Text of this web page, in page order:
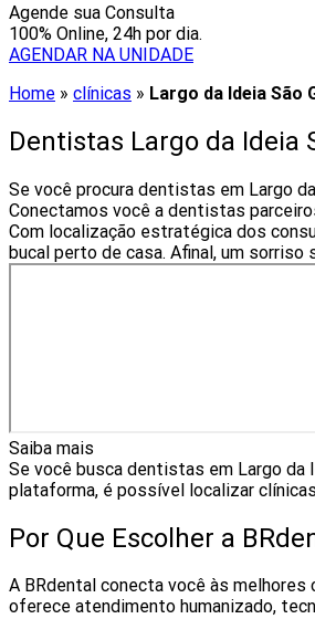
Agende sua Consulta
100% Online, 24h por dia.
AGENDAR NA UNIDADE
Home » clínicas » Largo da Ideia São
Dentistas Largo da Ideia
Se você procura dentistas em Largo
Conectamos você a dentistas
Com localização estratégica dos
bucal perto de casa. Afinal, um
Saiba mais
Se você busca dentistas em Largo da
plataforma, é possível localizar
Por Que Escolher a
A BRdental conecta você às
oferece atendimento humanizado,